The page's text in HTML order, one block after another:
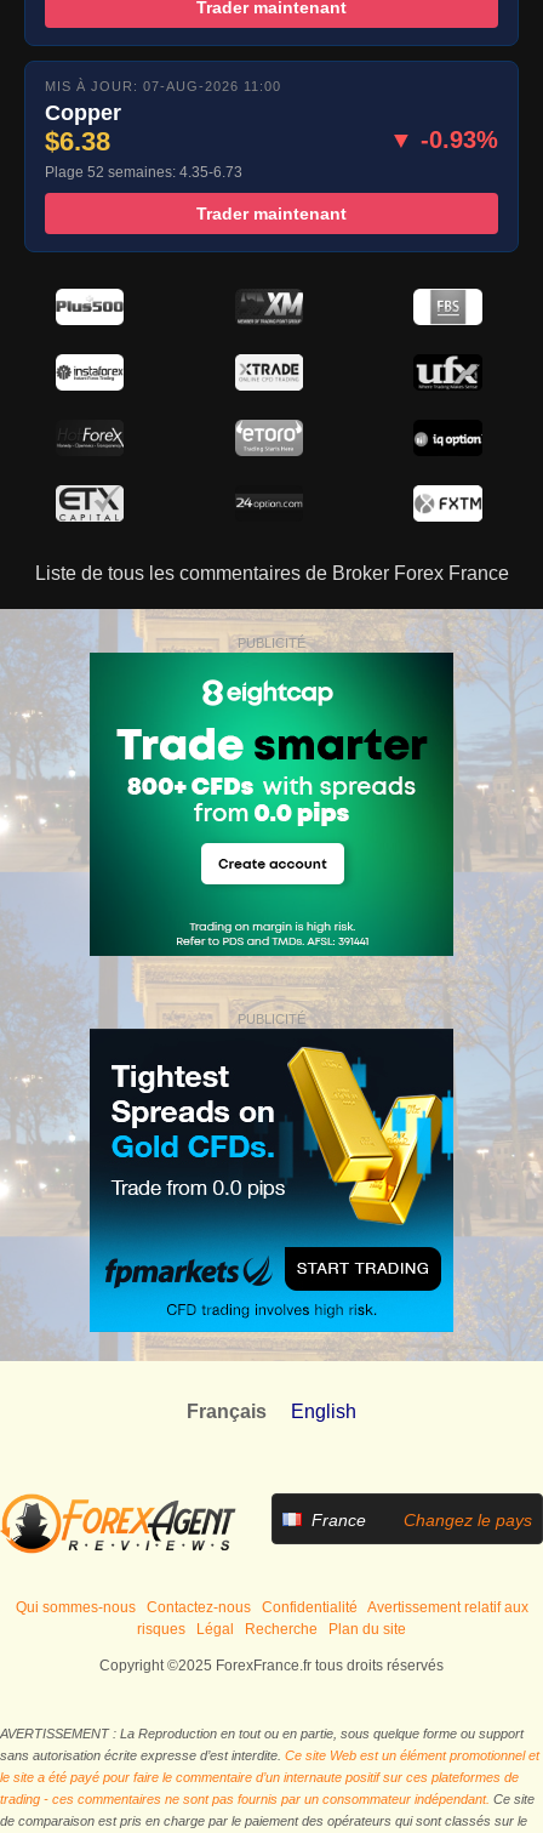
Trader maintenant
MIS À JOUR: 07-AUG-2026 11:00
Copper
$6.38 ▼ -0.93%
Plage 52 semaines: 4.35-6.73
Trader maintenant
Liste de tous les commentaires de Broker Forex France
PUBLICITÉ
PUBLICITÉ
Français English
France Changez le pays
Qui sommes-nous Contactez-nous Confidentialité
Avertissement relatif aux
risques
Légal Recherche Plan du site
Copyright ©2025 ForexFrance.fr tous droits réservés
AVERTISSEMENT : La Reproduction en tout ou en partie, sous quelque forme ou support
sans autorisation écrite expresse d’est interdite. Ce site Web est un élément promotionnel et
le site a été payé pour faire le commentaire d’un internaute positif sur ces plateformes de
trading - ces commentaires ne sont pas fournis par un consommateur indépendant. Ce site
de comparaison est pris en charge par le paiement des opérateurs qui sont classés sur le